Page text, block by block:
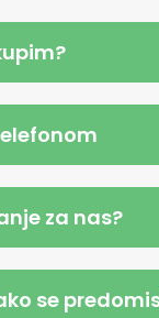
za nas?
se